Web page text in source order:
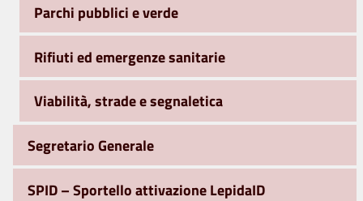
Parchi pubblici e verde
Rifiuti ed emergenze sanitarie
Viabilità, strade e segnaletica
Segretario Generale
SPID – Sportello attivazione LepidaID